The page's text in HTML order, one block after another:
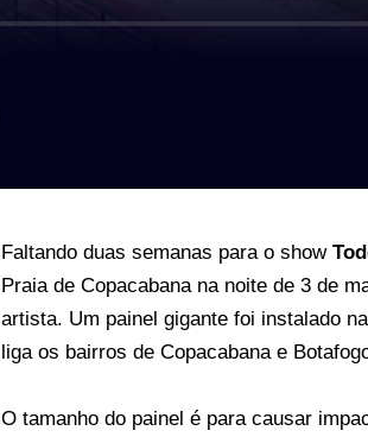
Faltando duas semanas para o show
Praia de Copacabana na noite de 3 de
artista. Um painel gigante foi instalado
liga os bairros de Copacabana e
O tamanho do painel é para causar